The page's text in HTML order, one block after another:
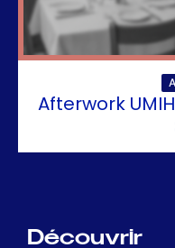
Afterwork
Découvrir